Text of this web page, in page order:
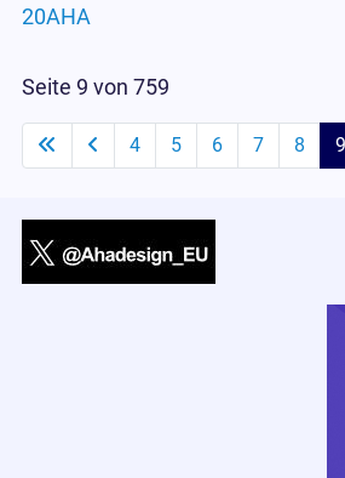
20AHA
Seite 9 von 759
4 5 6 7 8 9